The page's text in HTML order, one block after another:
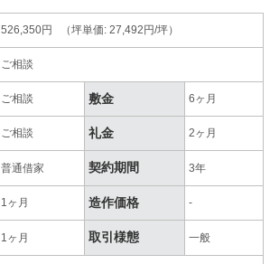
526,350円 （坪単価: 27,492円/坪）
ご相談
ご相談 敷金 6ヶ月
ご相談 礼金 2ヶ月
普通借家 契約期間 3年
1ヶ月 造作価格 -
1ヶ月 取引様態 一般